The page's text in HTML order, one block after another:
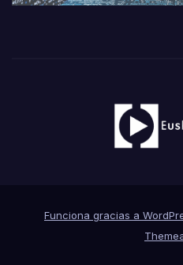
Funciona gracias a